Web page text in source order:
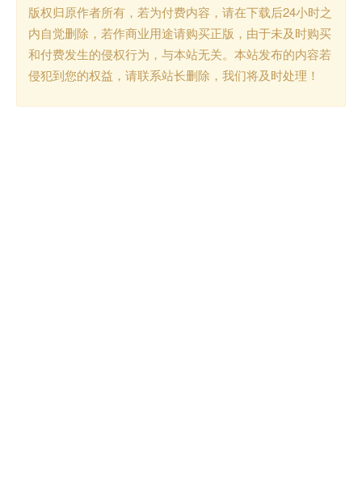
版权归原作者所有，若为付费内容，请在下载后24小时之
内自觉删除，若作商业用途请购买正版，由于未及时购买
和付费发生的侵权行为，与本站无关。本站发布的内容若
侵犯到您的权益，请联系站长删除，我们将及时处理！